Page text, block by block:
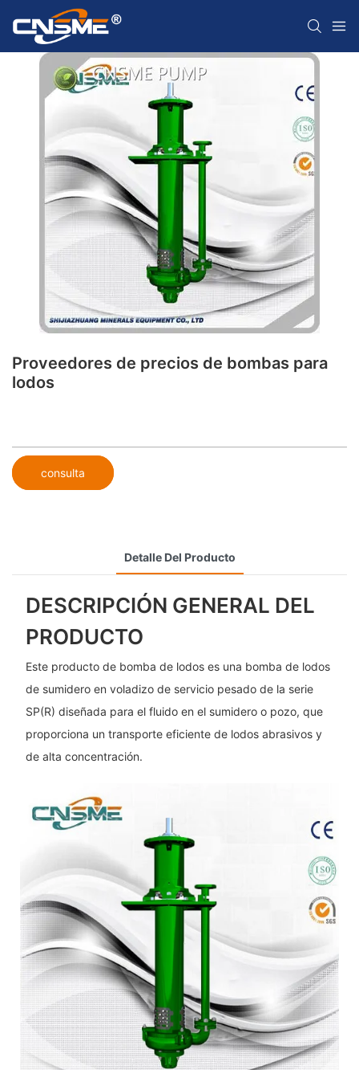
Proveedores de precios de bombas para
lodos
consulta
Detalle Del Producto
DESCRIPCIÓN GENERAL DEL
PRODUCTO
Este producto de bomba de lodos es una bomba de lodos
de sumidero en voladizo de servicio pesado de la serie
SP(R) diseñada para el fluido en el sumidero o pozo, que
proporciona un transporte eficiente de lodos abrasivos y
de alta concentración.